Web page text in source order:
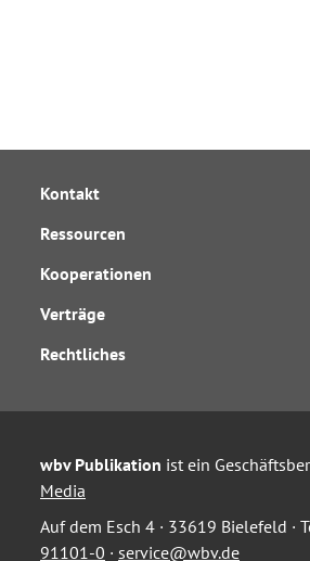
Kontakt
Ressourcen
Kooperationen
Verträge
Rechtliches
wbv Publikation ist ein
Media
Auf dem Esch 4 · 33619 Bielefeld ·
91101-0 · service@wbv.de